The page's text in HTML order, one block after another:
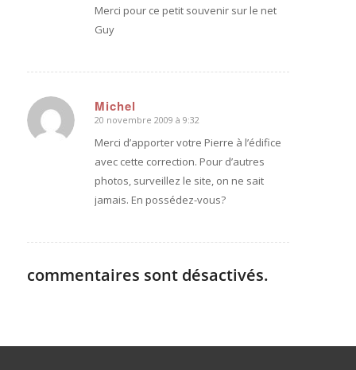
Merci pour ce petit souvenir sur le net
Guy
Michel
dit
:
20 novembre 2009 à 9:32
Merci d’apporter votre Pierre à l’édifice
avec cette correction. Pour d’autres
photos, surveillez le site, on ne sait
jamais. En possédez-vous?
commentaires sont désactivés.